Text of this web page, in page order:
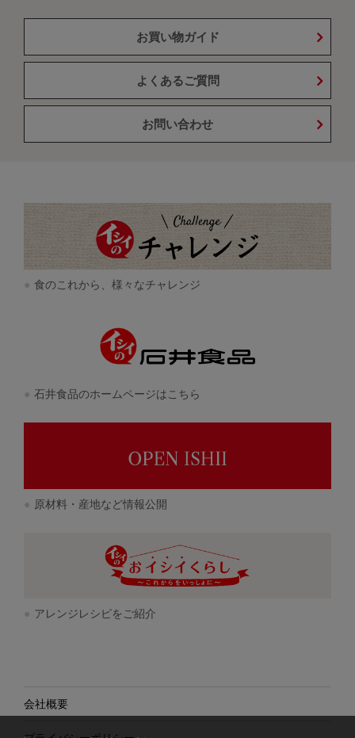
お買い物ガイド
よくあるご質問
お問い合わせ
食のこれから、様々なチャレンジ
石井食品のホームページはこちら
原材料・産地など情報公開
アレンジレシピをご紹介
会社概要